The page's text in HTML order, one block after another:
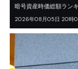
暗号資産時価総額ラン
2026年08月05日 20時